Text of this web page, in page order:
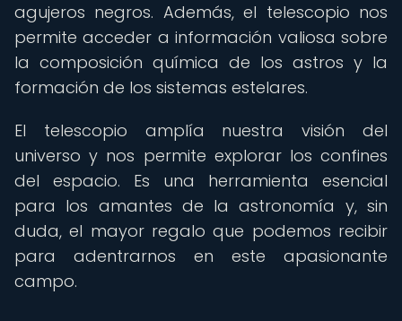
agujeros negros. Además, el telescopio nos
permite acceder a información valiosa sobre
la composición química de los astros y la
formación de los sistemas estelares.
El telescopio amplía nuestra visión del
universo y nos permite explorar los confines
del espacio. Es una herramienta esencial
para los amantes de la astronomía y, sin
duda, el mayor regalo que podemos recibir
para adentrarnos en este apasionante
campo.